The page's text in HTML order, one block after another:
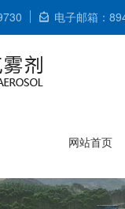
电子邮箱：
网站首页